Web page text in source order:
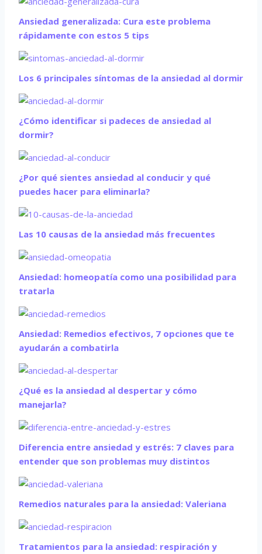
Ansiedad generalizada: Cura este problema
rápidamente con estos 5 tips
Los 6 principales síntomas de la ansiedad al dormir
¿Cómo identificar si padeces de ansiedad al
dormir?
¿Por qué sientes ansiedad al conducir y qué
puedes hacer para eliminarla?
Las 10 causas de la ansiedad más frecuentes
Ansiedad: homeopatía como una posibilidad para
tratarla
Ansiedad: Remedios efectivos, 7 opciones que te
ayudarán a combatirla
¿Qué es la ansiedad al despertar y cómo
manejarla?
Diferencia entre ansiedad y estrés: 7 claves para
entender que son problemas muy distintos
Remedios naturales para la ansiedad: Valeriana
Tratamientos para la ansiedad: respiración y